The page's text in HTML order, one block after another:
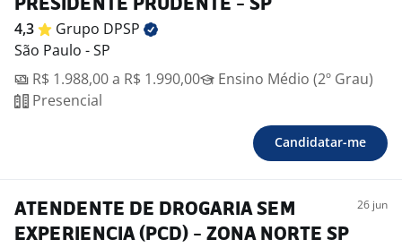
PRESIDENTE PRUDENTE - SP
4,3 Grupo DPSP
São Paulo - SP
R$ 1.988,00 a R$ 1.990,00
Ensino Médio (2º Grau)
Presencial
Candidatar-me
ATENDENTE DE DROGARIA SEM
EXPERIENCIA (PCD) - ZONA NORTE SP
26 jun